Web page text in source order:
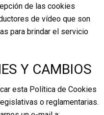
de las cookies
de vídeo que son
para brindar el servicio
Y CAMBIOS
esta Política de Cookies
o reglamentarias.